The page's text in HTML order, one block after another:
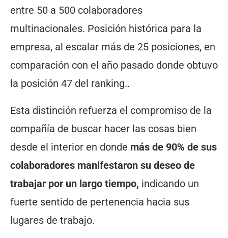
entre 50 a 500 colaboradores
multinacionales. Posición histórica para la
empresa, al escalar más de 25 posiciones, en
comparación con el año pasado donde obtuvo
la posición 47 del ranking..
Esta distinción refuerza el compromiso de la
compañía de buscar hacer las cosas bien
desde el interior en donde más de 90% de sus
colaboradores manifestaron su deseo de
trabajar por un largo tiempo, indicando un
fuerte sentido de pertenencia hacia sus
lugares de trabajo.